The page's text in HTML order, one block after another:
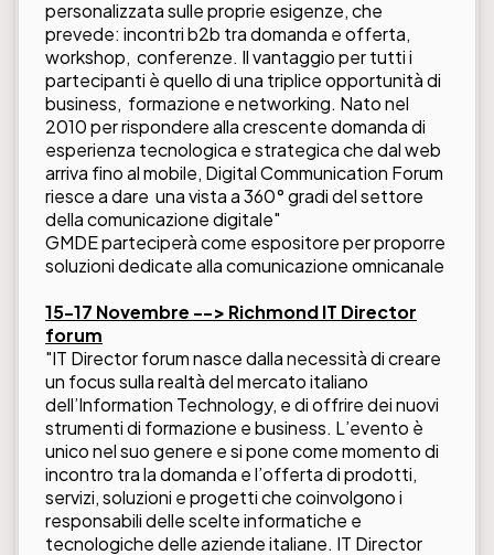
personalizzata sulle proprie esigenze, che
prevede: incontri b2b tra domanda e offerta,
workshop, conferenze. Il vantaggio per tutti i
partecipanti è quello di una triplice opportunità di
business, formazione e networking. Nato nel
2010 per rispondere alla crescente domanda di
esperienza tecnologica e strategica che dal web
arriva fino al mobile, Digital Communication Forum
riesce a dare una vista a 360° gradi del settore
della comunicazione digitale"
GMDE parteciperà come espositore per proporre
soluzioni dedicate alla comunicazione omnicanale
15-17 Novembre --> Richmond IT Director
forum
"IT Director forum nasce dalla necessità di creare
un focus sulla realtà del mercato italiano
dell’Information Technology, e di offrire dei nuovi
strumenti di formazione e business. L’evento è
unico nel suo genere e si pone come momento di
incontro tra la domanda e l’offerta di prodotti,
servizi, soluzioni e progetti che coinvolgono i
responsabili delle scelte informatiche e
tecnologiche delle aziende italiane. IT Director